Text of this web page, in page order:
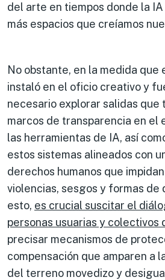
del arte en tiempos donde la
más espacios que creíamos
No obstante, en la medida que
instaló en el oficio creativo y
necesario explorar salidas que
marcos de transparencia en el
las herramientas de IA, así
estos sistemas alineados con
derechos humanos que
violencias, sesgos y formas de
esto, es crucial suscitar el
personas usuarias y colectivos
precisar mecanismos de
compensación que amparen a
del terreno movedizo y